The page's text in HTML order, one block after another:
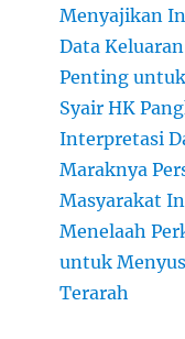
Menyajikan
Data
Penting
Syair HK
Interpretasi
Maraknya
Masyarakat
Menelaah
untuk
Terarah